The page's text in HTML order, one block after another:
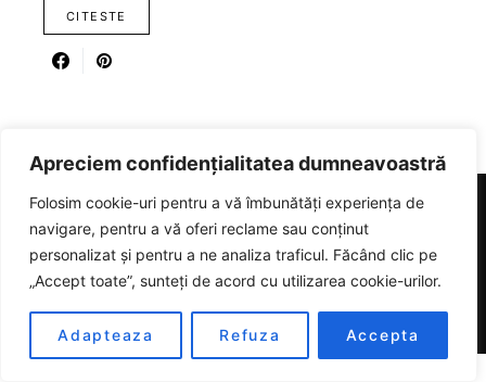
Apreciem confidențialitatea dumneavoastră
Folosim cookie-uri pentru a vă îmbunătăți experiența de
navigare, pentru a vă oferi reclame sau conținut
personalizat și pentru a ne analiza traficul. Făcând clic pe
„Accept toate”, sunteți de acord cu utilizarea cookie-urilor.
Adapteaza Refuza Accepta
CITESTE
RICARTER
Designed & Developed bySmartSeoPack.com